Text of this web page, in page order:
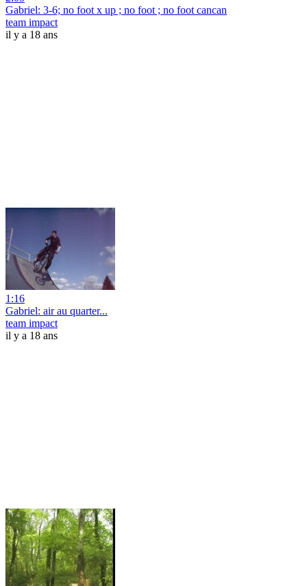
Gabriel: 3-6; no foot x up ; no foot ; no foot cancan
team impact
il y a 18 ans
1:16
Gabriel: air au quarter...
team impact
il y a 18 ans